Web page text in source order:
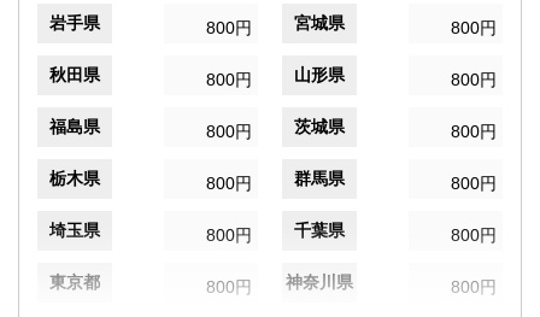
岩手県 800円 宮城県 800円
秋田県 800円 山形県 800円
福島県 800円 茨城県 800円
栃木県 800円 群馬県 800円
埼玉県 800円 千葉県 800円
東京都 800円 神奈川県 800円